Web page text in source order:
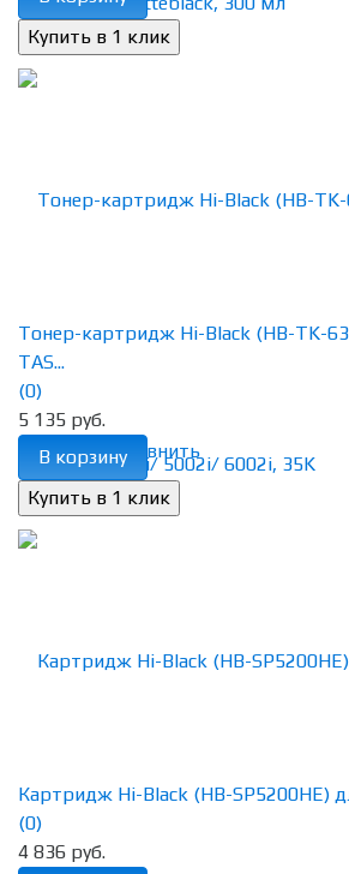
избранное сравнить
Тонер-картридж Hi-Black (HB-TK-
TAS...
(0)
5 135 руб.
В корзину
Картридж Hi-Black (HB-SP5200HE)
(0)
4 836 руб.